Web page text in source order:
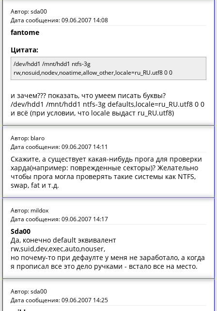
Автор: sda00
Дата сообщения: 09.06.2007 14:08
fantome
Цитата:
/dev/hdd1 /mnt/hdd1 ntfs-3g
rw,nosuid,nodev,noatime,allow_other,locale=ru_RU.utf8 0 0
и зачем??? показать, что умеем писать буквы?
/dev/hdd1 /mnt/hdd1 ntfs-3g defaults,locale=ru_RU.utf8 0 0
и всё (при условии, что locale выдаст ru_RU.utf8)
Автор: blaro
Дата сообщения: 09.06.2007 14:11
Скажите, а существует какая-нибудь прога для проверки
харда(например: поврежденные секторы)? Желательно
чтобы прога могла проверять такие системы как NTFS,
swap, fat и т.д.
Автор: mildox
Дата сообщения: 09.06.2007 14:17
Sda00
Да, конечно default эквивалент
rw,suid,dev,exec,auto,nouser,
но почему-то при дефаулте у меня не заработало, а когда
я прописал все это дело ручками - встало все на место.
Автор: sda00
Дата сообщения: 09.06.2007 14:25